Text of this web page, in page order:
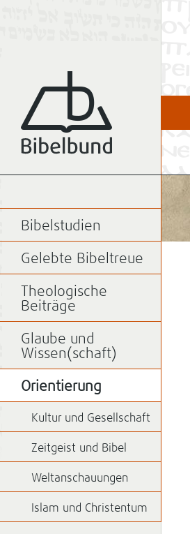
Bibelstudien
Gelebte Bibeltreue
Theologische
Beiträge
Glaube und
Wissen(schaft)
Orientierung
Kultur und Gesellschaft
Zeitgeist und Bibel
Weltanschauungen
Islam und Christentum